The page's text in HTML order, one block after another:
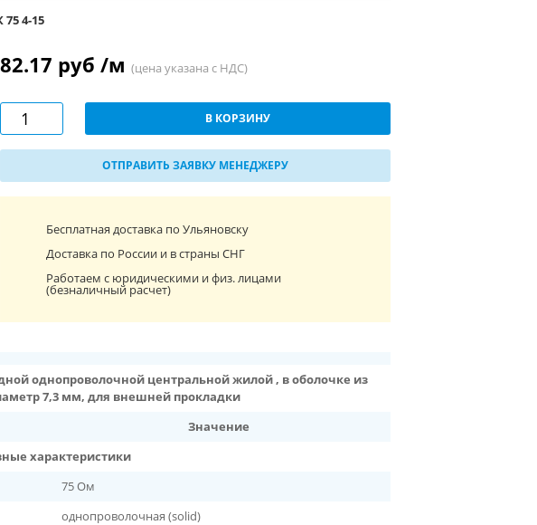
75 4-15
82.17 руб /м (цена указана с НДС)
В КОРЗИНУ
ОТПРАВИТЬ ЗАЯВКУ МЕНЕДЖЕРУ
Бесплатная доставка по Ульяновску
Доставка по России и в страны СНГ
Работаем с юридическими и физ. лицами
(безналичный расчет)
однопроволочной центральной жилой , в оболочке из
7,3 мм, для внешней прокладки
Значение
характеристики
75 Ом
однопроволочная (solid)